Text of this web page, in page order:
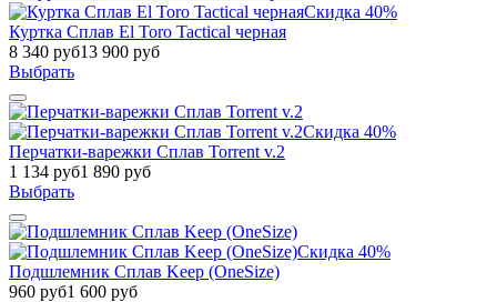
Скидка 40%
Куртка Сплав El Toro Tactical черная
8 340 руб13 900 руб
Выбрать
Скидка 40%
Перчатки-варежки Сплав Torrent v.2
1 134 руб1 890 руб
Выбрать
Скидка 40%
Подшлемник Сплав Keep (OneSize)
960 руб1 600 руб